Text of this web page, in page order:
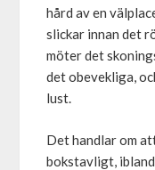
hård av en
slickar innan det
möter det
det obevekliga,
lust.
Det handlar om
bokstavligt,